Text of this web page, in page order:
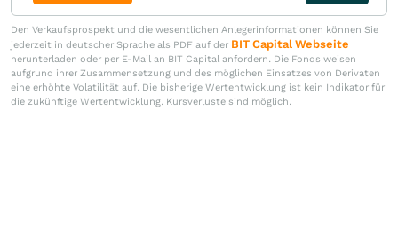
Den Verkaufsprospekt und die wesentlichen Anlegerinformationen können Sie
jederzeit in deutscher Sprache als PDF auf der BIT Capital Webseite
herunterladen oder per E-Mail an BIT Capital anfordern. Die Fonds weisen
aufgrund ihrer Zusammensetzung und des möglichen Einsatzes von Derivaten
eine erhöhte Volatilität auf. Die bisherige Wertentwicklung ist kein Indikator für
die zukünftige Wertentwicklung. Kursverluste sind möglich.